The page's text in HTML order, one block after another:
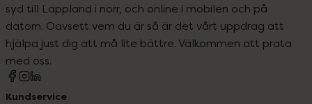
syd till Lappland i norr, och online i mobilen och på
datorn. Oavsett vem du är så är det vårt uppdrag att
hjälpa just dig att må lite bättre. Välkommen att prata
med oss.
Kundservice